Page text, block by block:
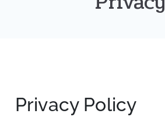
Privacy Policy